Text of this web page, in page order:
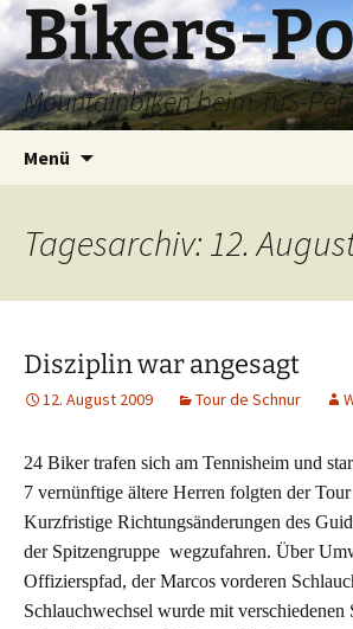
Zum
Inhalt
springen
Bikers-
Mountainbiken beim TuS-
Menü
Tagesarchiv: 12.
Disziplin war angesagt
12. August 2009 Tour de Schnur
24 Biker trafen sich am Tennisheim und
7 vernünftige ältere Herren folgten der Tour
Kurzfristige Richtungsänderungen des
der Spitzengruppe wegzufahren. Über
Offizierspfad, der Marcos vorderen
Schlauchwechsel wurde mit verschiedenen